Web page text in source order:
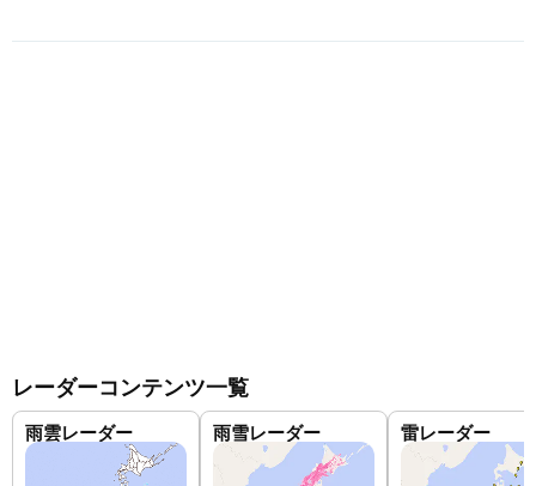
レーダーコンテンツ一覧
雨雲レーダー 雨雪レーダー 雷レーダー